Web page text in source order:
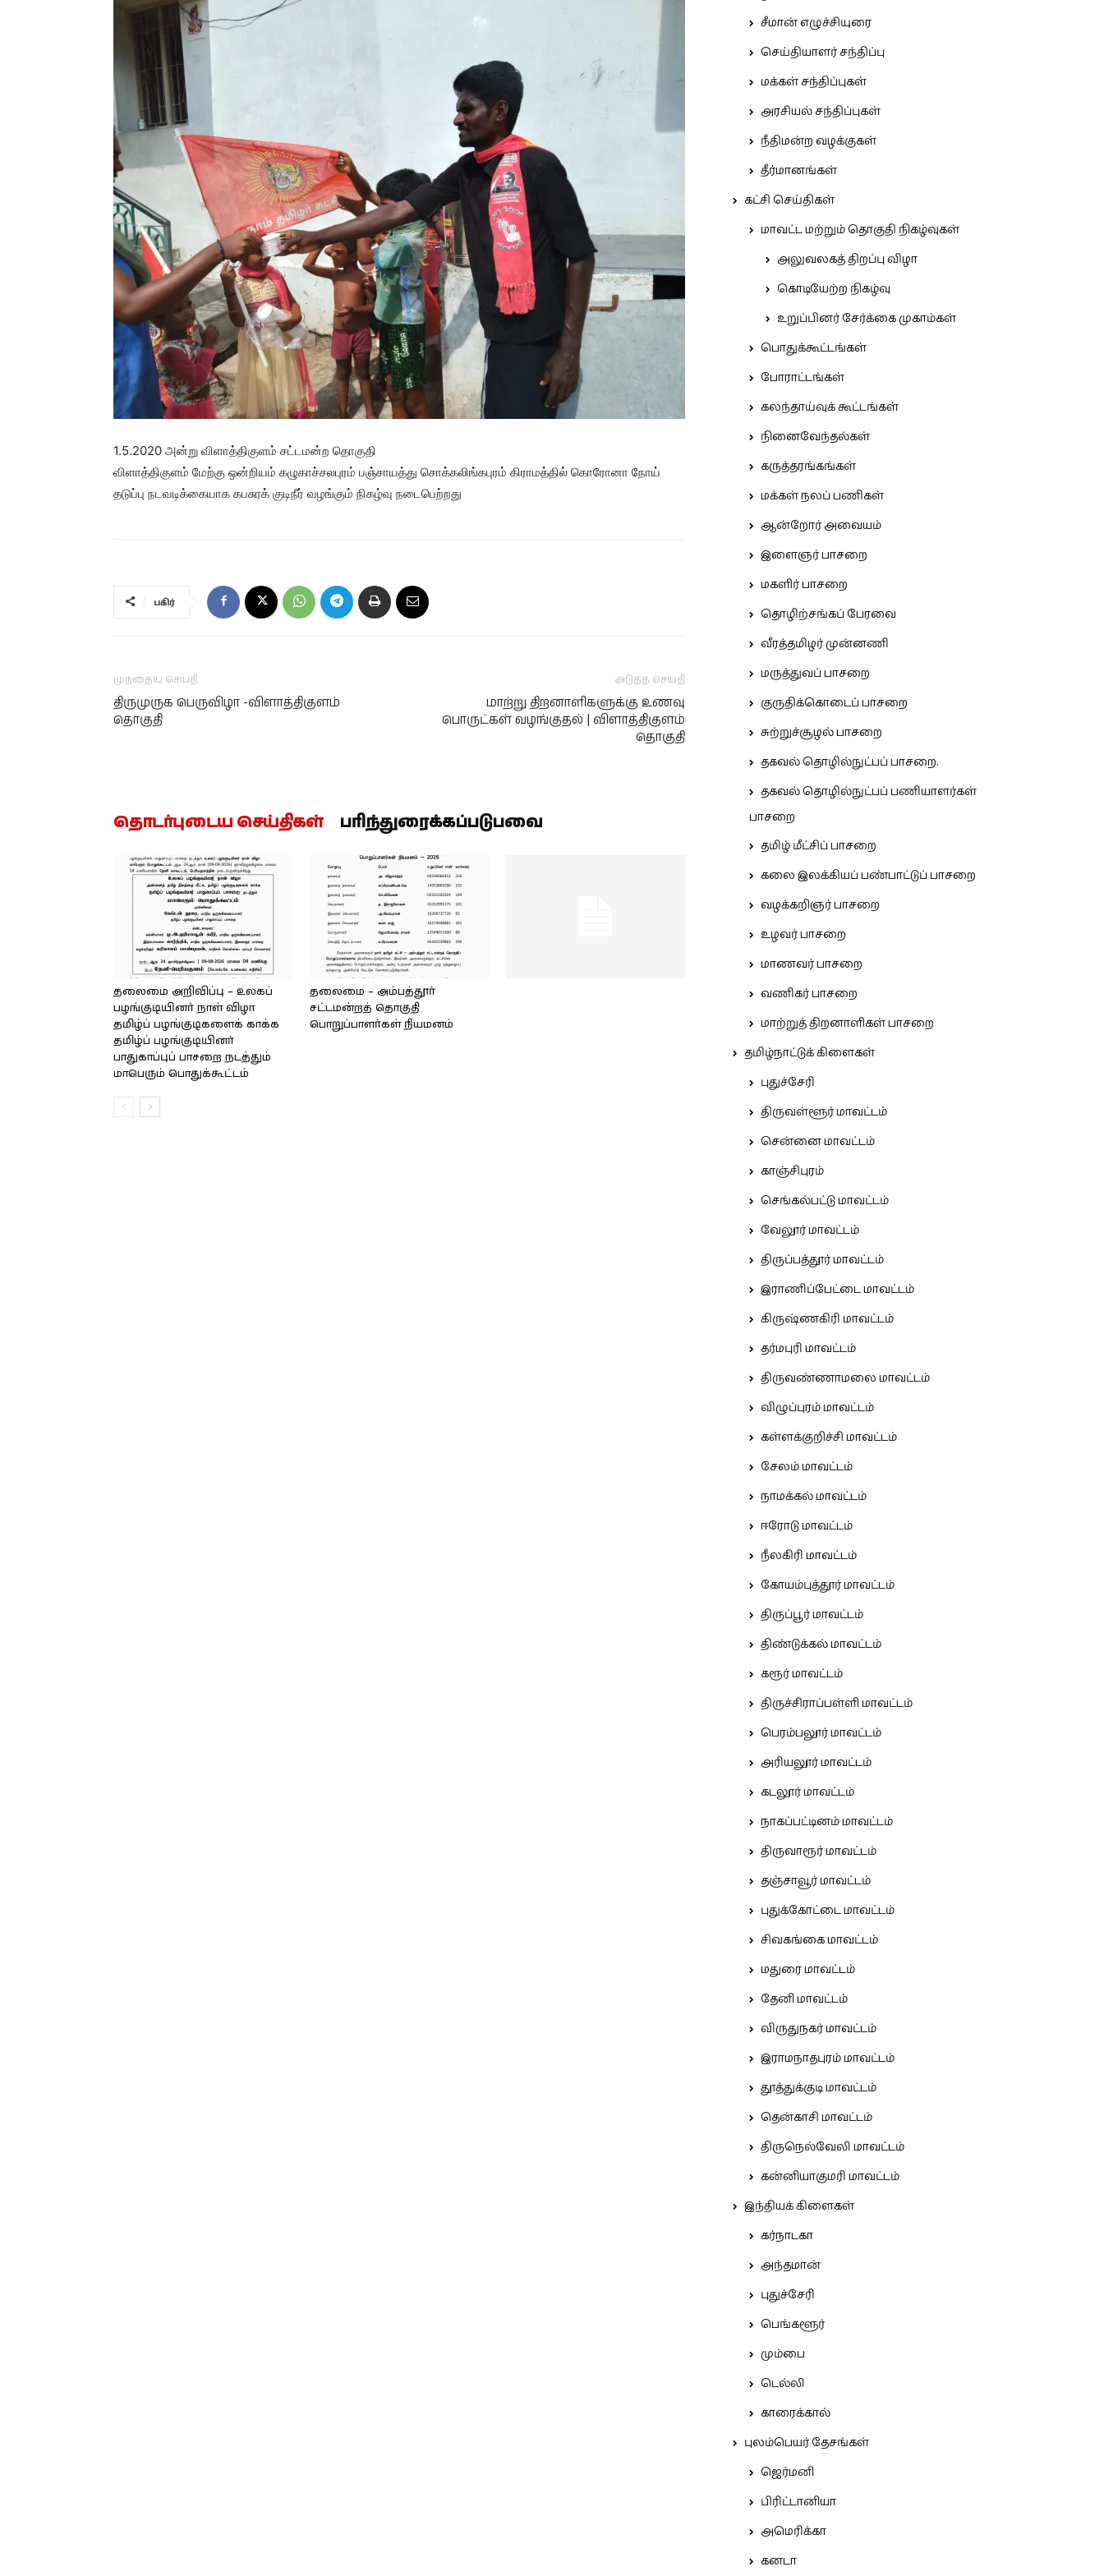
1.5.2020 அன்று விளாத்திகுளம் சட்டமன்ற தொகுதி
விளாத்திகுளம் மேற்கு ஒன்றியம் கழுகாச்சலபுரம் பஞ்சாயத்து சொக்கலிங்கபுரம் கிராமத்தில் கொரோனா நோய்
தடுப்பு நடவடிக்கையாக கபசுரக் குடிநீர் வழங்கும் நிகழ்வு நடைபெற்றது
பகிர்
முந்தைய செய்தி
திருமுருக பெருவிழா -விளாத்திகுளம்
தொகுதி
அடுத்த செய்தி
மாற்று திறனாளிகளுக்கு உணவு
பொருட்கள் வழங்குதல் | விளாத்திகுளம்
தொகுதி
தொடர்புடைய செய்திகள் பரிந்துரைக்கப்படுபவை
தலைமை அறிவிப்பு – உலகப்
பழங்குடியினர் நாள் விழா
தமிழ்ப் பழங்குடிகளைக் காக்க
தமிழ்ப் பழங்குடியினர்
பாதுகாப்புப் பாசறை நடத்தும்
மாபெரும் பொதுக்கூட்டம்
தலைமை – அம்பத்தூர்
சட்டமன்றத் தொகுதி
பொறுப்பாளர்கள் நியமனம்
சீமான் எழுச்சியுரை
செய்தியாளர் சந்திப்பு
மக்கள் சந்திப்புகள்
அரசியல் சந்திப்புகள்
நீதிமன்ற வழக்குகள்
தீர்மானங்கள்
கட்சி செய்திகள்
மாவட்ட மற்றும் தொகுதி நிகழ்வுகள்
அலுவலகத் திறப்பு விழா
கொடியேற்ற நிகழ்வு
உறுப்பினர் சேர்க்கை முகாம்கள்
பொதுக்கூட்டங்கள்
போராட்டங்கள்
கலந்தாய்வுக் கூட்டங்கள்
நினைவேந்தல்கள்
கருத்தரங்கங்கள்
மக்கள் நலப் பணிகள்
ஆன்றோர் அவையம்
இளைஞர் பாசறை
மகளிர் பாசறை
தொழிற்சங்கப் பேரவை
வீரத்தமிழர் முன்னணி
மருத்துவப் பாசறை
குருதிக்கொடைப் பாசறை
சுற்றுச்சூழல் பாசறை
தகவல் தொழில்நுட்பப் பாசறை.
தகவல் தொழில்நுட்பப் பணியாளர்கள்
பாசறை
தமிழ் மீட்சிப் பாசறை
கலை இலக்கியப் பண்பாட்டுப் பாசறை
வழக்கறிஞர் பாசறை
உழவர் பாசறை
மாணவர் பாசறை
வணிகர் பாசறை
மாற்றுத் திறனாளிகள் பாசறை
தமிழ்நாட்டுக் கிளைகள்
புதுச்சேரி
திருவள்ளூர் மாவட்டம்
சென்னை மாவட்டம்
காஞ்சிபுரம்
செங்கல்பட்டு மாவட்டம்
வேலூர் மாவட்டம்
திருப்பத்தூர் மாவட்டம்
இராணிப்பேட்டை மாவட்டம்
கிருஷ்ணகிரி மாவட்டம்
தர்மபுரி மாவட்டம்
திருவண்ணாமலை மாவட்டம்
விழுப்புரம் மாவட்டம்
கள்ளக்குறிச்சி மாவட்டம்
சேலம் மாவட்டம்
நாமக்கல் மாவட்டம்
ஈரோடு மாவட்டம்
நீலகிரி மாவட்டம்
கோயம்புத்தூர் மாவட்டம்
திருப்பூர் மாவட்டம்
திண்டுக்கல் மாவட்டம்
கரூர் மாவட்டம்
திருச்சிராப்பள்ளி மாவட்டம்
பெரம்பலூர் மாவட்டம்
அரியலூர் மாவட்டம்
கடலூர் மாவட்டம்
நாகப்பட்டினம் மாவட்டம்
திருவாரூர் மாவட்டம்
தஞ்சாவூர் மாவட்டம்
புதுக்கோட்டை மாவட்டம்
சிவகங்கை மாவட்டம்
மதுரை மாவட்டம்
தேனி மாவட்டம்
விருதுநகர் மாவட்டம்
இராமநாதபுரம் மாவட்டம்
தூத்துக்குடி மாவட்டம்
தென்காசி மாவட்டம்
திருநெல்வேலி மாவட்டம்
கன்னியாகுமரி மாவட்டம்
இந்தியக் கிளைகள்
கர்நாடகா
அந்தமான்
புதுச்சேரி
பெங்களூர்
மும்பை
டெல்லி
காரைக்கால்
புலம்பெயர் தேசங்கள்
ஜெர்மனி
பிரிட்டானியா
அமெரிக்கா
கனடா